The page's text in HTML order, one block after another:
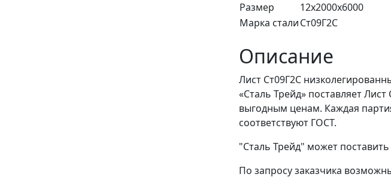
Размер
12x2000x6000
Марка сталиСт09Г2С
Описание
Лист Ст09Г2С
«Сталь Трейд» поставляет
выгодным ценам. Каждая
соответствуют ГОСТ.
"Сталь Трейд" может
По запросу заказчика